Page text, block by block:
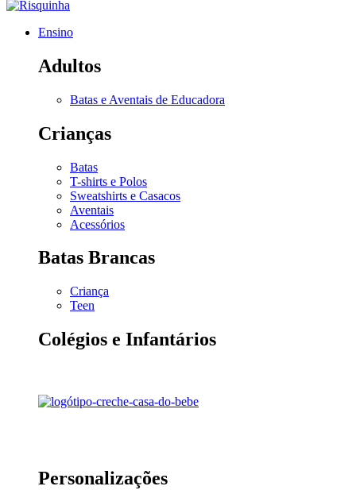
Ensino
Adultos
Batas e Aventais de Educadora
Crianças
Batas
T-shirts e Polos
Sweatshirts e Casacos
Aventais
Acessórios
Batas Brancas
Criança
Teen
Colégios e Infantários
Personalizações